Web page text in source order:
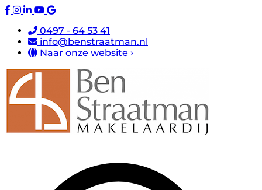
0497 - 64 53 41
info@benstraatman.nl
Naar onze website ›